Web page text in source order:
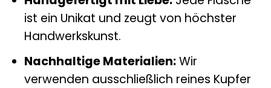
ist ein Unikat und zeugt von höchster
Handwerkskunst.
Nachhaltige Materialien:Wir
verwenden ausschließlich reines Kupfer